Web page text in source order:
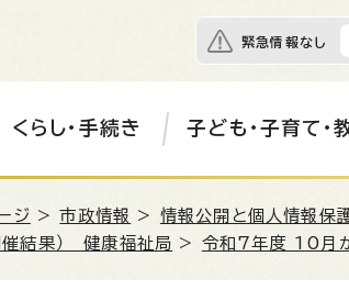
緊急情報なし
くらし・手続き 子ども・子育て・
ジ >市政情報 > 情報公開と個人情報保
結果） 健康福祉局 > 令和7年度 10月